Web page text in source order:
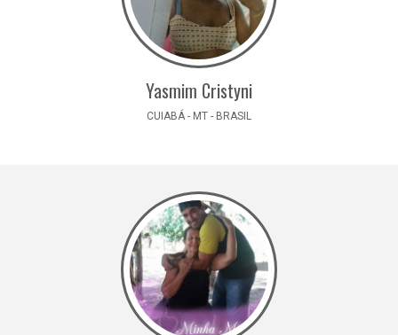
Yasmim Cristyni
CUIABÁ - MT - BRASIL